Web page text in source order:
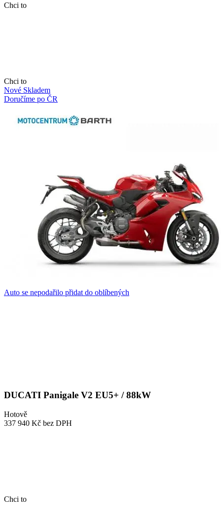
Chci to
Chci to
Nové Skladem
Doručíme po ČR
Auto se nepodařilo přidat do oblíbených
DUCATI Panigale V2 EU5+ / 88kW
Hotově
337 940 Kč bez DPH
Chci to